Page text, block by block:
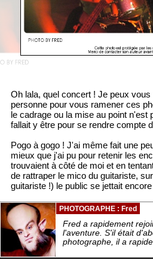
Oh lala, quel concert ! Je peux
personne pour vous ramener ces
le cadrage ou la mise au point n'est
fallait y être pour se rendre compte
Pogo à gogo ! J'ai même fait une
mieux que j'ai pu pour retenir les
trouvaient à côté de moi et en
de rattraper le mico du guitariste,
guitariste !) le public se jettait
PHOTOGRAPHE : Fred
Fred a rapidement
l'aventure. S'il était
photographe, il a